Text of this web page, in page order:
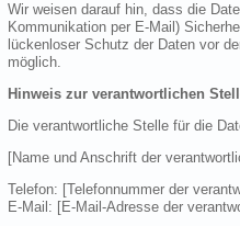
Wir weisen darauf hin, dass die
Kommunikation per E-Mail)
lückenloser Schutz der Daten vor
möglich.
Hinweis zur verantwortlichen
Die verantwortliche Stelle für die
[Name und Anschrift der
Telefon: [Telefonnummer der
E-Mail: [E-Mail-Adresse der